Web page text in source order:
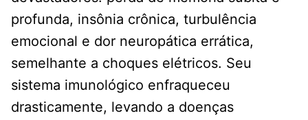
profunda, insônia crônica, turbulência
emocional e dor neuropática errática,
semelhante a choques elétricos. Seu
sistema imunológico enfraqueceu
drasticamente, levando a doenças